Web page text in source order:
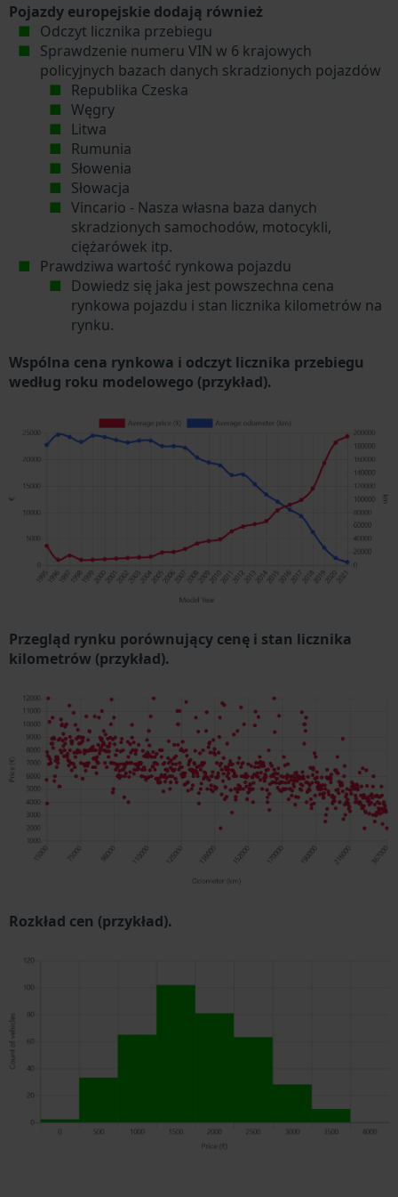
Pojazdy europejskie dodają również
Odczyt licznika przebiegu
Sprawdzenie numeru VIN w 6 krajowych
policyjnych bazach danych skradzionych pojazdów
Republika Czeska
Węgry
Litwa
Rumunia
Słowenia
Słowacja
Vincario - Nasza własna baza danych
skradzionych samochodów, motocykli,
ciężarówek itp.
Prawdziwa wartość rynkowa pojazdu
Dowiedz się jaka jest powszechna cena
rynkowa pojazdu i stan licznika kilometrów na
rynku.
Wspólna cena rynkowa i odczyt licznika przebiegu
według roku modelowego (przykład).
Przegląd rynku porównujący cenę i stan licznika
kilometrów (przykład).
Rozkład cen (przykład).